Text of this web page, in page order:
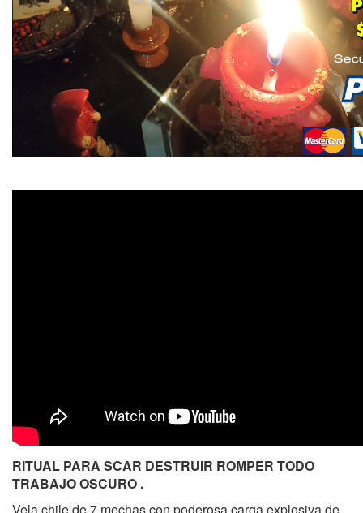
RITUAL PARA SCAR DESTRUIR ROMPER TODO
TRABAJO OSCURO .
Vela chile de 7 mechas con poderosa carga explosiva de